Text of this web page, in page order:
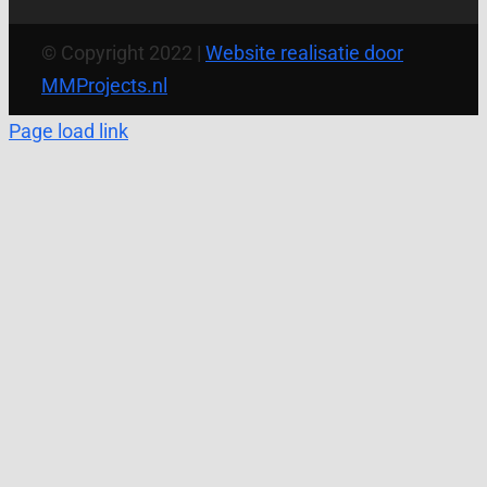
© Copyright 2022 | Website realisatie door
MMProjects.nl
Page load link